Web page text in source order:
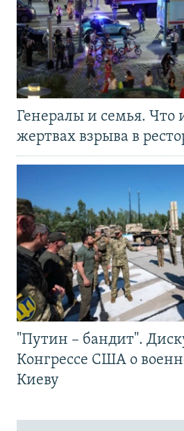
Генералы и семья. Что
жертвах взрыва в
"Путин – бандит".
Конгрессе США о
Киеву